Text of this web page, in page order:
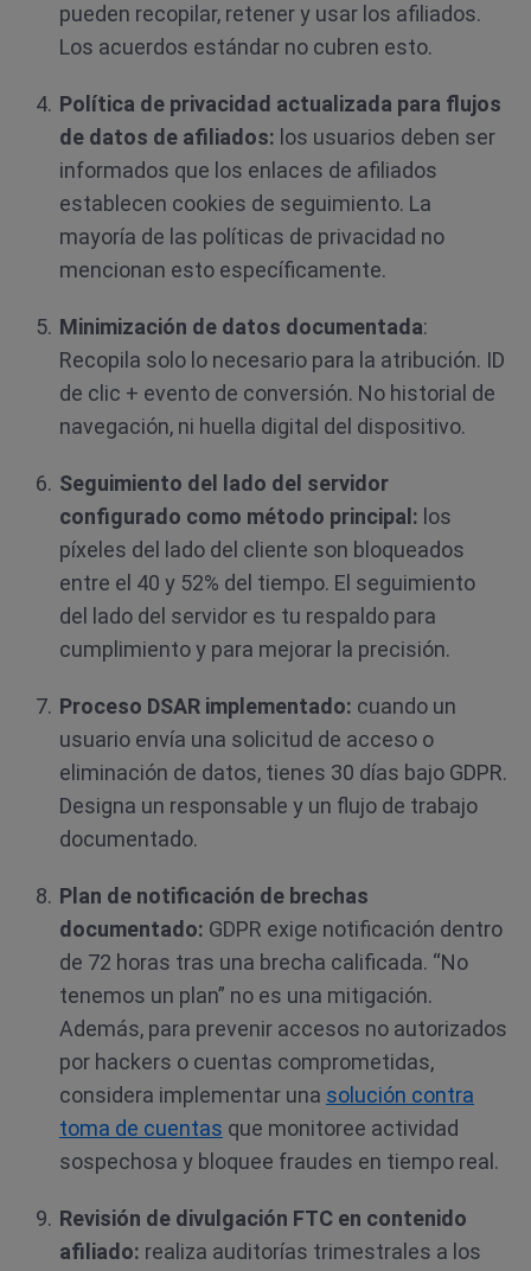
pueden recopilar, retener y usar los afiliados.
Los acuerdos estándar no cubren esto.
Política de privacidad actualizada para flujos
de datos de afiliados: los usuarios deben ser
informados que los enlaces de afiliados
establecen cookies de seguimiento. La
mayoría de las políticas de privacidad no
mencionan esto específicamente.
Minimización de datos documentada:
Recopila solo lo necesario para la atribución. ID
de clic + evento de conversión. No historial de
navegación, ni huella digital del dispositivo.
Seguimiento del lado del servidor
configurado como método principal: los
píxeles del lado del cliente son bloqueados
entre el 40 y 52% del tiempo. El seguimiento
del lado del servidor es tu respaldo para
cumplimiento y para mejorar la precisión.
Proceso DSAR implementado: cuando un
usuario envía una solicitud de acceso o
eliminación de datos, tienes 30 días bajo GDPR.
Designa un responsable y un flujo de trabajo
documentado.
Plan de notificación de brechas
documentado: GDPR exige notificación dentro
de 72 horas tras una brecha calificada. “No
tenemos un plan” no es una mitigación.
Además, para prevenir accesos no autorizados
por hackers o cuentas comprometidas,
considera implementar una solución contra
toma de cuentas que monitoree actividad
sospechosa y bloquee fraudes en tiempo real.
Revisión de divulgación FTC en contenido
afiliado: realiza auditorías trimestrales a los